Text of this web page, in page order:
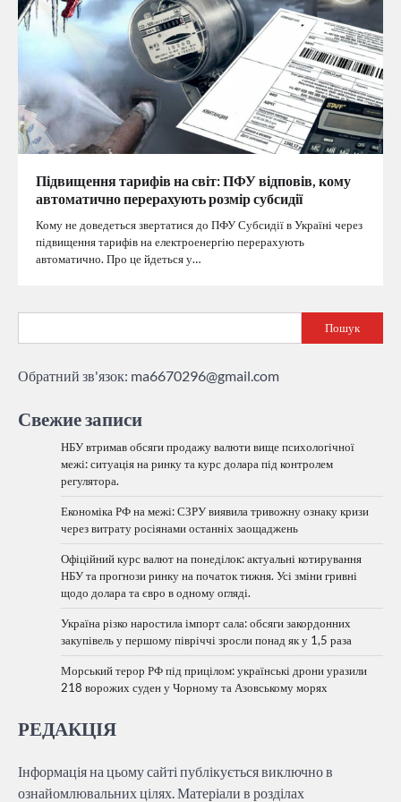
Підвищення тарифів на світ: ПФУ відповів, кому
автоматично перерахують розмір субсидії
Кому не доведеться звертатися до ПФУ Субсидії в Україні через
підвищення тарифів на електроенергію перерахують
автоматично. Про це йдеться у…
Пошук
Обратний зв'язок: ma6670296@gmail.com
Свежие записи
НБУ втримав обсяги продажу валюти вище психологічної
межі: ситуація на ринку та курс долара під контролем
регулятора.
Економіка РФ на межі: СЗРУ виявила тривожну ознаку кризи
через витрату росіянами останніх заощаджень
Офіційний курс валют на понеділок: актуальні котирування
НБУ та прогнози ринку на початок тижня. Усі зміни гривні
щодо долара та євро в одному огляді.
Україна різко наростила імпорт сала: обсяги закордонних
закупівель у першому півріччі зросли понад як у 1,5 раза
Морський терор РФ під прицілом: українські дрони уразили
218 ворожих суден у Чорному та Азовському морях
РЕДАКЦІЯ
Інформація на цьому сайті публікується виключно в
ознайомлювальних цілях. Матеріали в розділах